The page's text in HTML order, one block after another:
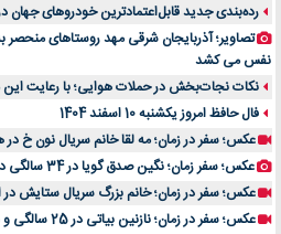
رده‌بندی جدید قابل‌اعتمادترین خودروهای جهان در
تصاویر؛ آذربایجان شرقی مهد روستاهای منحصر
نفس می کشد
نکات نجات‌بخش در حملات هوایی؛ با رعایت این
فال حافظ امروز یکشنبه 10 اسفند 1404
عکس؛ سفر در زمان؛ مه لقا خانم سریال نون خ در
عکس؛ سفر زمان؛ نگین صدق گویا در 34 سالگی در کنار ماهایا پطروسیان
عکس؛ سفر در زمان؛ خانم بزرگ سریال ستایش در
عکس؛ سفر در زمان؛ نازنین بیاتی در 25 سالگی و در ششمین فیلم اش؛ سال 93